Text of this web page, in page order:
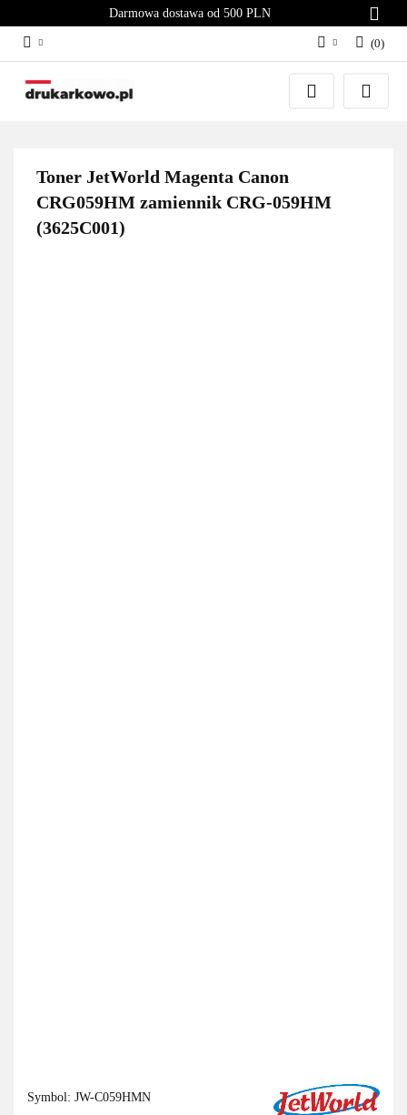
Darmowa dostawa od 500 PLN
Zaloguj się
Załóż konto
(0)
Toner JetWorld Magenta Canon
CRG059HM zamiennik CRG-059HM
(3625C001)
Symbol: JW-C059HMN